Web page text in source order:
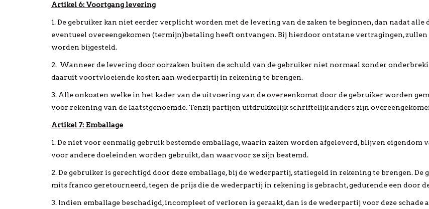
Artikel 6: Voortgang levering
1. De gebruiker kan niet eerder verplicht worden met de levering van de zaken te beginnen, dan nadat
eventueel overeengekomen (termijn)betaling heeft ontvangen. Bij hierdoor ontstane vertragingen,
worden bijgesteld.
2. Wanneer de levering door oorzaken buiten de schuld van de gebruiker niet normaal zonder
daaruit voortvloeiende kosten aan wederpartij in rekening te brengen.
3. Alle onkosten welke in het kader van de uitvoering van de overeenkomst door de gebruiker worden
voor rekening van de laatstgenoemde. Tenzij partijen uitdrukkelijk schriftelijk anders zijn
Artikel 7: Emballage
1. De niet voor eenmalig gebruik bestemde emballage, waarin zaken worden afgeleverd, blijven
voor andere doeleinden worden gebruikt, dan waarvoor ze zijn bestemd.
2. De gebruiker is gerechtigd door deze emballage, bij de wederpartij, statiegeld in rekening te brengen.
mits franco geretourneerd, tegen de prijs die de wederpartij in rekening is gebracht, gedurende een door
3. Indien emballage beschadigd, incompleet of verloren is geraakt, dan is de wederpartij voor deze